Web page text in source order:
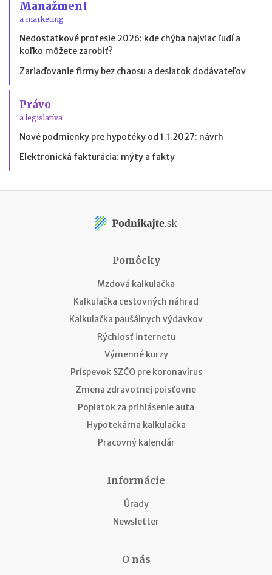
Manažment
a marketing
Nedostatkové profesie 2026: kde chýba najviac ľudí a
koľko môžete zarobiť?
Zariaďovanie firmy bez chaosu a desiatok dodávateľov
Právo
a legislatíva
Nové podmienky pre hypotéky od 1.1.2027: návrh
Elektronická fakturácia: mýty a fakty
Pomôcky
Mzdová kalkulačka
Kalkulačka cestovných náhrad
Kalkulačka paušálnych výdavkov
Rýchlosť internetu
Výmenné kurzy
Príspevok SZČO pre koronavírus
Zmena zdravotnej poisťovne
Poplatok za prihlásenie auta
Hypotekárna kalkulačka
Pracovný kalendár
Informácie
Úrady
Newsletter
O nás